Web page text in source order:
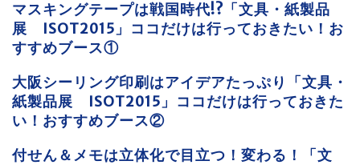
マスキングテープは戦国時代!?「文具・紙製品
展 ISOT2015」ココだけは行っておきたい！お
すすめブース①
大阪シーリング印刷はアイデアたっぷり「文具・
紙製品展 ISOT2015」ココだけは行っておきた
い！おすすめブース②
付せん＆メモは立体化で目立つ！変わる！「文